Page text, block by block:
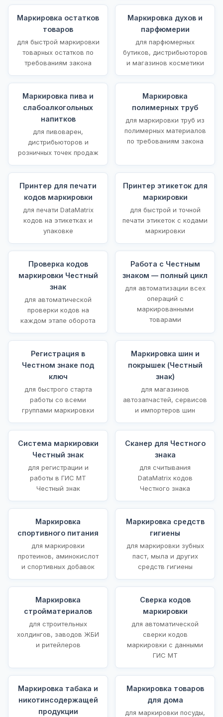
Маркировка остатков
товаров
для быстрой маркировки
товарных остатков по
требованиям закона
Маркировка духов и
парфюмерии
для парфюмерных
бутиков, дистрибьюторов
и магазинов косметики
Маркировка пива и
слабоалкогольных
напитков
для пивоварен,
дистрибьюторов и
розничных точек продаж
Маркировка
полимерных труб
для маркировки труб из
полимерных материалов
по требованиям закона
Принтер для печати
кодов маркировки
для печати DataMatrix
кодов на этикетках и
упаковке
Принтер этикеток для
маркировки
для быстрой и точной
печати этикеток с кодами
маркировки
Проверка кодов
маркировки Честный
знак
для автоматической
проверки кодов на
каждом этапе оборота
Работа с Честным
знаком — полный цикл
для автоматизации всех
операций с
маркированными
товарами
Регистрация в
Честном знаке под
ключ
для быстрого старта
работы со всеми
группами маркировки
Маркировка шин и
покрышек (Честный
знак)
для магазинов
автозапчастей, сервисов
и импортеров шин
Система маркировки
Честный знак
для регистрации и
работы в ГИС МТ
Честный знак
Сканер для Честного
знака
для считывания
DataMatrix кодов
Честного знака
Маркировка
спортивного питания
для маркировки
протеинов, аминокислот
и спортивных добавок
Маркировка средств
гигиены
для маркировки зубных
паст, мыла и других
средств гигиены
Маркировка
стройматериалов
для строительных
холдингов, заводов ЖБИ
и ритейлеров
Сверка кодов
маркировки
для автоматической
сверки кодов
маркировки с данными
ГИС МТ
Маркировка табака и
никотинсодержащей
продукции
Маркировка товаров
для дома
для маркировки посуды,